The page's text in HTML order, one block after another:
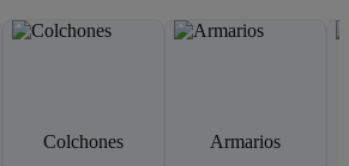
Colchones Armarios